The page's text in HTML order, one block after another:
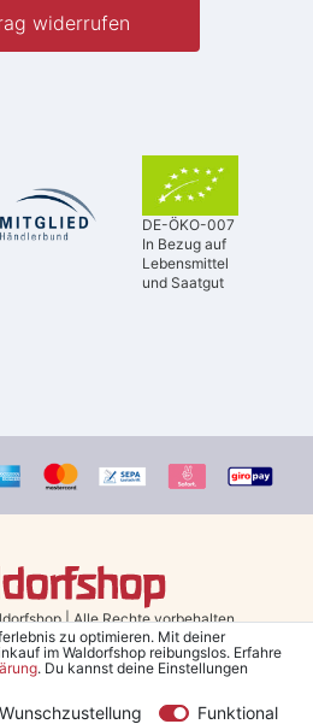
widerrufen
DE-ÖKO-007
In Bezug auf
Lebensmittel
und Saatgut
|Alle Rechte vorbehalten.
bis 13 Uhr, garantierter Versand am
zu optimieren. Mit deiner
im Waldorfshop reibungslos. Erfahre
. Du kannst deine Einstellungen
Funktional